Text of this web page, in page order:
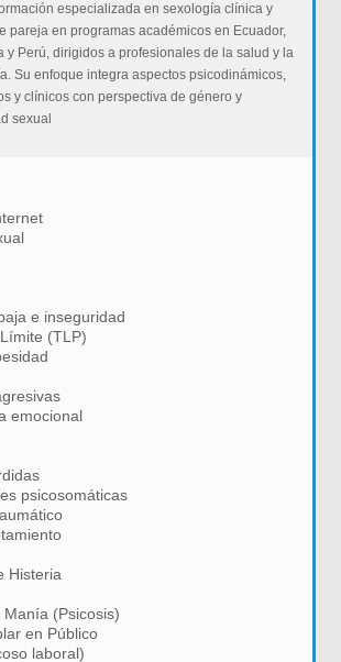
especializada en sexología clínica y
pareja en programas académicos en Ecuador,
y Perú, dirigidos a profesionales de la salud y la
Su enfoque integra aspectos psicodinámicos,
y clínicos con perspectiva de género y
sexual
e inseguridad
(TLP)
emocional
psicosomáticas
Histeria
(Psicosis)
en Público
laboral)